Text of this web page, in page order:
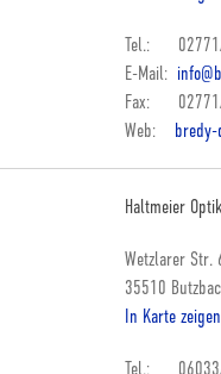
Tel.:
E-Mail:
Fax:
Web:
Haltmeier
Wetzlarer Str.
35510
In Karte zeigen
Tel.: